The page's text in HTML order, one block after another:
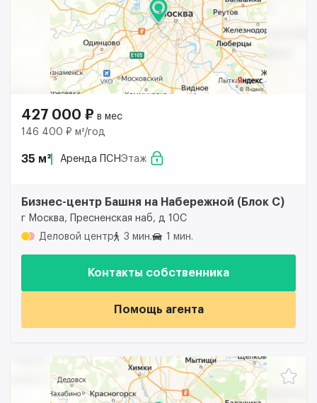
427 000 ₽ в мес
146 400 ₽ м²/год
35 м² Аренда ПСНЭтаж
Бизнес-центр Башня на Набережной (Блок С)
г Москва, Пресненская наб, д 10С
Деловой центр
3 мин. 1 мин.
Контакты собственника
Помощь агента